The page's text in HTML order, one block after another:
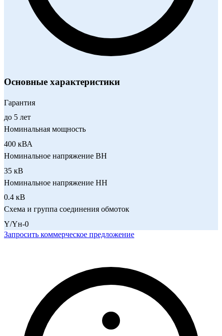
Основные характеристики
Гарантия
до 5 лет
Номинальная мощность
400 кВА
Номинальное напряжение ВН
35 кВ
Номинальное напряжение НН
0.4 кВ
Схема и группа соединения обмоток
Y/Yн-0
Запросить коммерческое предложение